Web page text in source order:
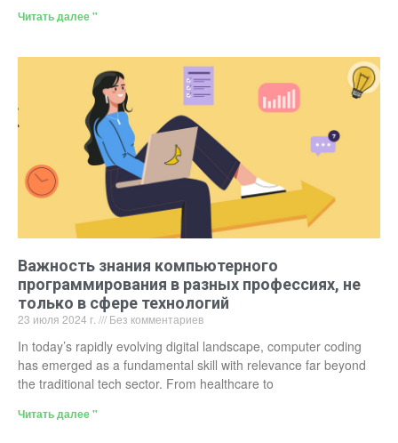
Читать далее "
Важность знания компьютерного
программирования в разных профессиях, не
только в сфере технологий
23 июля 2024 г. Без комментариев
In today’s rapidly evolving digital landscape, computer coding
has emerged as a fundamental skill with relevance far beyond
the traditional tech sector. From healthcare to
Читать далее "